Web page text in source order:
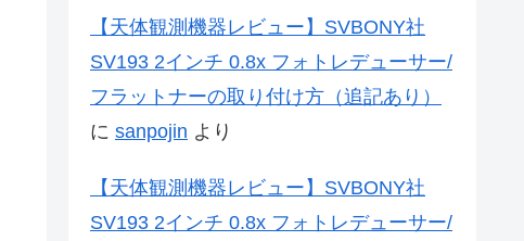
【天体観測機器レビュー】SVBONY社
SV193 2インチ 0.8x フォトレデューサー/
フラットナーの取り付け方（追記あり）
に sanpojin より
【天体観測機器レビュー】SVBONY社
SV193 2インチ 0.8x フォトレデューサー/